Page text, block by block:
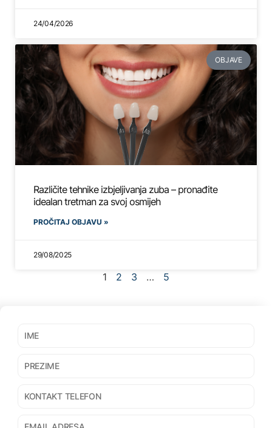
24/04/2026
OBJAVE
Različite tehnike izbjeljivanja zuba – pronađite
idealan tretman za svoj osmijeh
PROČITAJ OBJAVU »
29/08/2025
1 2 3 … 5